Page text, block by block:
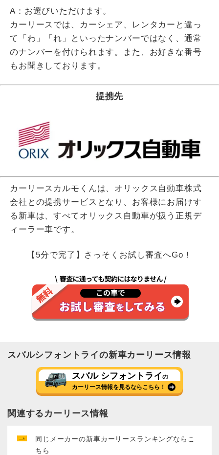
A：お選びいただけます。
カーリースでは、カーシェア、レンタカーと違っ
て「わ」「れ」といったナンバーではなく、通常
のナンバーを付けられます。また、お好きな番号
もお聞きしております。
提携先
カーリースカルモくんは、オリックス自動車株式
会社との提携サービスとなり、お客様にお届けす
る新車は、すべてオリックス自動車が扱う正規デ
ィーラー車です。
【5分で完了】さっそくお試し審査へGo！
スバルシフォントライの新車カーリース情報
スバル シフォントライの
カーリース情報を見るならこちら！
関連するカーリース情報
同じメーカーの新車カーリースランキングならこ
ちら